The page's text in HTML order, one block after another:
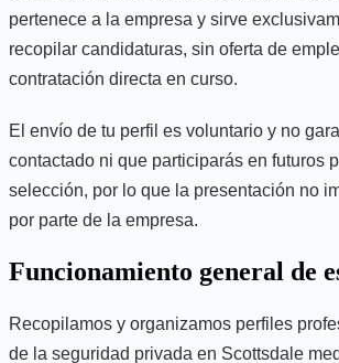
pertenece a la empresa y sirve
recopilar candidaturas, sin oferta de
contratación directa en curso.
El envío de tu perfil es voluntario y no
contactado ni que participarás en futuros
selección, por lo que la presentación no
por parte de la empresa.
Funcionamiento general de
Recopilamos y organizamos perfiles
de la seguridad privada en Scottsdale